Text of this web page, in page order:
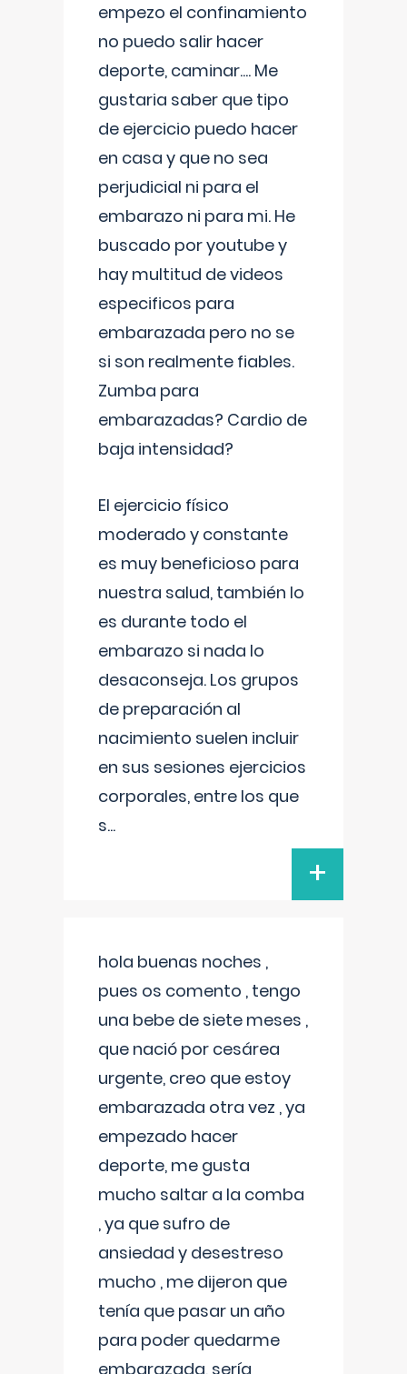
empezo el confinamiento
no puedo salir hacer
deporte, caminar.... Me
gustaria saber que tipo
de ejercicio puedo hacer
en casa y que no sea
perjudicial ni para el
embarazo ni para mi. He
buscado por youtube y
hay multitud de videos
especificos para
embarazada pero no se
si son realmente fiables.
Zumba para
embarazadas? Cardio de
baja intensidad?
El ejercicio físico
moderado y constante
es muy beneficioso para
nuestra salud, también lo
es durante todo el
embarazo si nada lo
desaconseja. Los grupos
de preparación al
nacimiento suelen incluir
en sus sesiones ejercicios
corporales, entre los que
s...
+
hola buenas noches ,
pues os comento , tengo
una bebe de siete meses ,
que nació por cesárea
urgente, creo que estoy
embarazada otra vez , ya
empezado hacer
deporte, me gusta
mucho saltar a la comba
, ya que sufro de
ansiedad y desestreso
mucho , me dijeron que
tenía que pasar un año
para poder quedarme
embarazada, sería